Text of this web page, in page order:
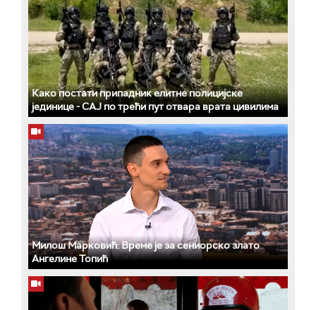
Како постати припадник елитне полицијске
јединице - СAJ по трећи пут отвара врата цивилима
Милош Марковић: Време је за сениорско злато
Ангелине Топић